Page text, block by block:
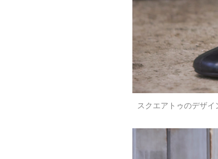
スクエアトゥのデザ